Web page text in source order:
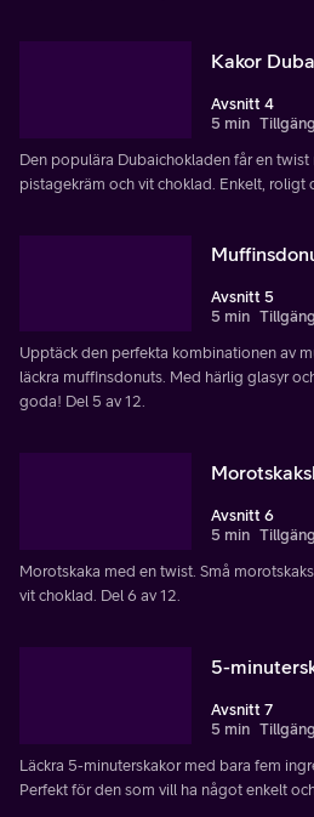
Kakor
Avsnitt 4
5 min
Den populära Dubaichokladen får en
pistagekräm och vit choklad. Enkelt, roligt
Avsnitt 5
5 min
Upptäck den perfekta kombinationen av
läckra muffinsdonuts. Med härlig glasyr
goda! Del 5 av 12.
Avsnitt 6
5 min
Morotskaka med en twist. Små
vit choklad. Del 6 av 12.
5-
Avsnitt 7
5 min
Läckra 5-minuterskakor med bara fem
Perfekt för den som vill ha något enkelt